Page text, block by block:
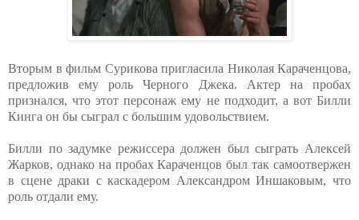
Вторым в фильм Сурикова пригласила Николая Караченцова,
предложив ему роль Черного Джека. Актер на пробах
признался, что этот персонаж ему не подходит, а вот Билли
Кинга он бы сыграл с большим удовольствием.
Билли по задумке режиссера должен был сыграть Алексей
Жарков, однако на пробах Караченцов был так самоотвержен
в сцене драки с каскадером Александром Иншаковым, что
роль отдали ему.